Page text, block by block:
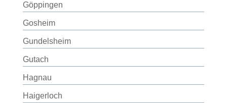
Göppingen
Gosheim
Gundelsheim
Gutach
Hagnau
Haigerloch